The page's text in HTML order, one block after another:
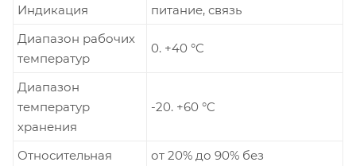
Индикация
питание, связь
Диапазон рабочих
температур
0. +40 °C
Диапазон
температур
хранения
-20. +60 °C
Относительная
от 20% до 90% без